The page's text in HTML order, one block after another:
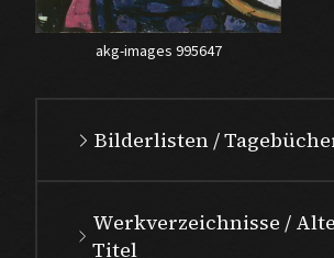
akg-images 995647
Bilderlisten /
Werkverzeichnisse /
Titel